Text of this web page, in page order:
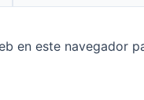
en este navegador